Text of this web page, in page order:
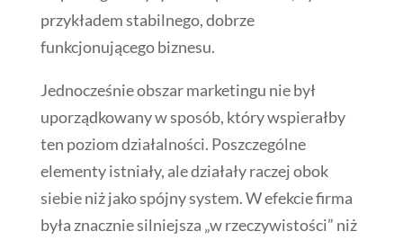
przykładem stabilnego, dobrze
funkcjonującego biznesu.
Jednocześnie obszar marketingu nie był
uporządkowany w sposób, który wspierałby
ten poziom działalności. Poszczególne
elementy istniały, ale działały raczej obok
siebie niż jako spójny system. W efekcie firma
była znacznie silniejsza „w rzeczywistości” niż